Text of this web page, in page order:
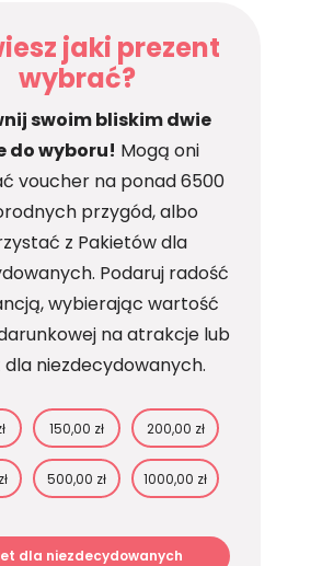
jaki prezent
wybrać?
swoim bliskim dwie
do wyboru! Mogą oni
voucher na ponad 6500
przygód, albo
z Pakietów dla
Podaruj radość
wybierając wartość
na atrakcje lub
dla niezdecydowanych.
150,00 zł 200,00 zł
500,00 zł 1000,00 zł
dla niezdecydowanych